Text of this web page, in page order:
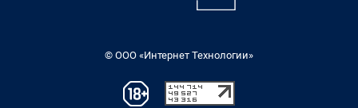
© ООО «Интернет Технологии»